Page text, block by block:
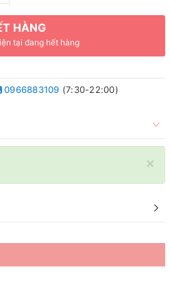
HÀNG
tại đang hết hàng
0966883109 (7:30-22:00)
×